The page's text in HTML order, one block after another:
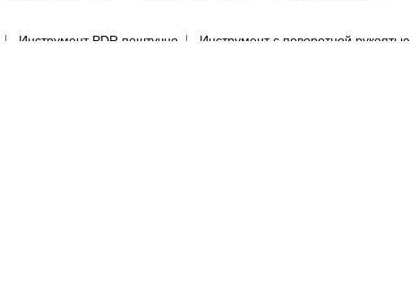
Инструмент PDR поштучно Инструмент с поворотной рукоятью